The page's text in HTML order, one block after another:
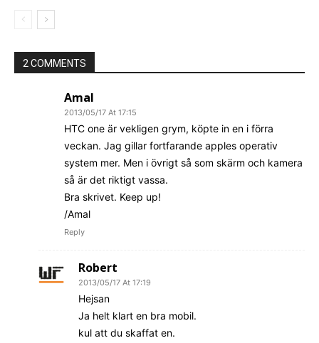
2 COMMENTS
Amal
2013/05/17 At 17:15
HTC one är vekligen grym, köpte in en i förra
veckan. Jag gillar fortfarande apples operativ
system mer. Men i övrigt så som skärm och kamera
så är det riktigt vassa.
Bra skrivet. Keep up!
/Amal
Reply
Robert
2013/05/17 At 17:19
Hejsan
Ja helt klart en bra mobil.
kul att du skaffat en.